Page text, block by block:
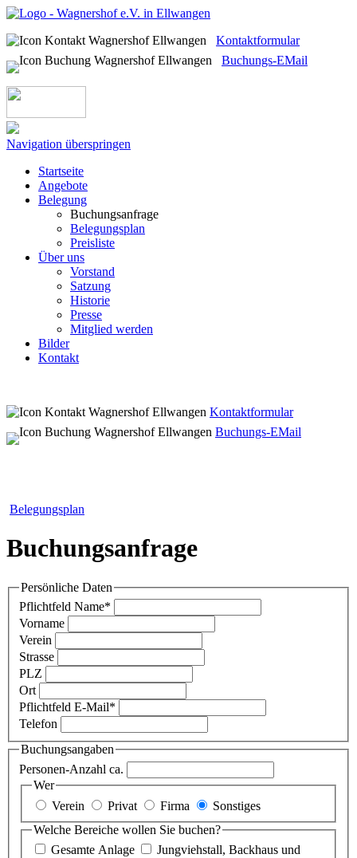
Kontaktformular
Buchungs-EMail
Navigation überspringen
Startseite
Angebote
Belegung
Buchungsanfrage
Belegungsplan
Preisliste
Über uns
Vorstand
Satzung
Historie
Presse
Mitglied werden
Bilder
Kontakt
Kontaktformular
Buchungs-EMail
Belegungsplan
Buchungsanfrage
Persönliche Daten
Pflichtfeld Name*
Vorname
Verein
Strasse
PLZ
Ort
Pflichtfeld E-Mail*
Telefon
Buchungsangaben
Personen-Anzahl ca.
Wer
Verein
Privat Firma
Sonstiges
Welche Bereiche wollen Sie buchen?
Gesamte Anlage
Jungviehstall, Backhaus und